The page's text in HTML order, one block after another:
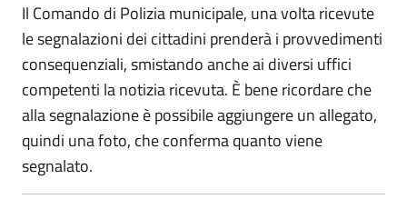
Il Comando di Polizia municipale, una volta ricevute
le segnalazioni dei cittadini prenderà i provvedimenti
consequenziali, smistando anche ai diversi uffici
competenti la notizia ricevuta. È bene ricordare che
alla segnalazione è possibile aggiungere un allegato,
quindi una foto, che conferma quanto viene
segnalato.